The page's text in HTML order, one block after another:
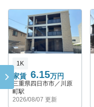
家賃 6.15万円
1K
三重県四日市市／川原
町駅
2026/08/07 更新